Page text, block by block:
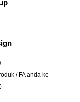
/ FA anda ke